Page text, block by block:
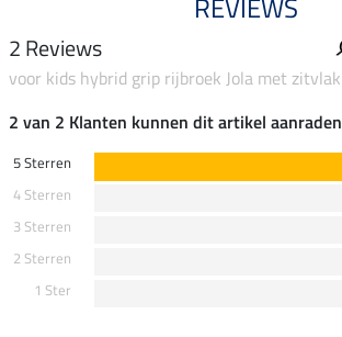
2 Reviews
voor kids hybrid grip rijbroek Jola met zitvlak
2 van 2 Klanten kunnen dit artikel aanraden
5 Sterren
4 Sterren
3 Sterren
2 Sterren
1 Ster